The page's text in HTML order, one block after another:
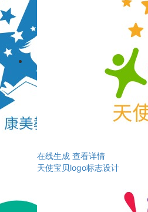
在线生成 查看详情
天使宝贝logo标志设计